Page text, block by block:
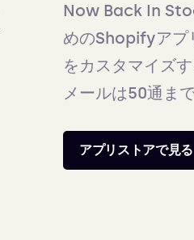
Now Back In
めのShopifyアプ
をカスタマイズ
メールは50通まで
アプリストアで見る